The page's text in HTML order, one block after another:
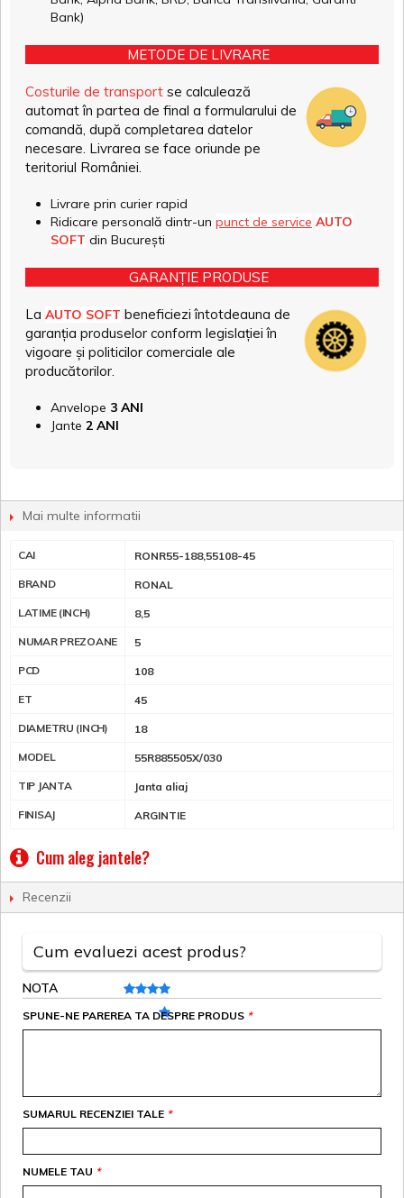
Bank)
METODE DE LIVRARE
Costurile de transport se calculează
automat în partea de final a formularului de
comandă, după completarea datelor
necesare. Livrarea se face oriunde pe
teritoriul României.
Livrare prin curier rapid
Ridicare personală dintr-un punct de service AUTO
SOFT din București
GARANȚIE PRODUSE
La AUTO SOFT beneficiezi întotdeauna de
garanția produselor conform legislației în
vigoare și politicilor comerciale ale
producătorilor.
Anvelope 3 ANI
Jante 2 ANI
Mai multe informatii
CAI RONR55-188,55108-45
BRAND RONAL
LATIME (INCH) 8,5
NUMAR PREZOANE 5
PCD 108
ET 45
DIAMETRU (INCH) 18
MODEL 55R885505X/030
TIP JANTA Janta aliaj
FINISAJ ARGINTIE
Cum aleg jantele?
Recenzii
Cum evaluezi acest produs?
NOTA
*
SPUNE-NE PAREREA TA DESPRE PRODUS
*
SUMARUL RECENZIEI TALE
*
NUMELE TAU